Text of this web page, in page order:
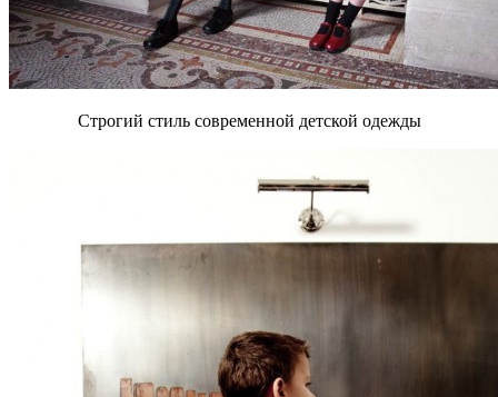
Строгий стиль современной детской одежды